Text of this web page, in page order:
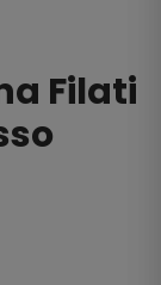
Filati